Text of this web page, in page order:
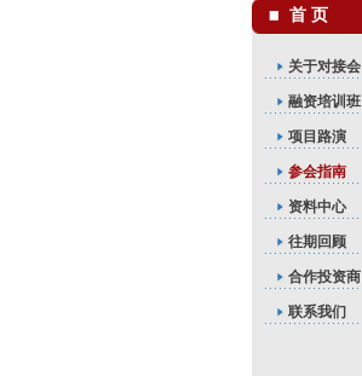
首 页
关于对接会
融资培训班
项目路演
参会指南
资料中心
往期回顾
合作投资商
联系我们